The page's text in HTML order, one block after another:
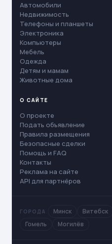
Автомобили
Недвижимость
Телефоны и планшеты
Электроника
Компьютеры
Мебель
Одежда
Детям и мамам
Животные дома
О САЙТЕ
О проекте
Подать объявление
Правила размещения
Безопасные сделки
Помощь и FAQ
Контакты
Реклама на сайте
API для партнёров
ГОРОДА Минск Витебск
Гомель
Могилёв